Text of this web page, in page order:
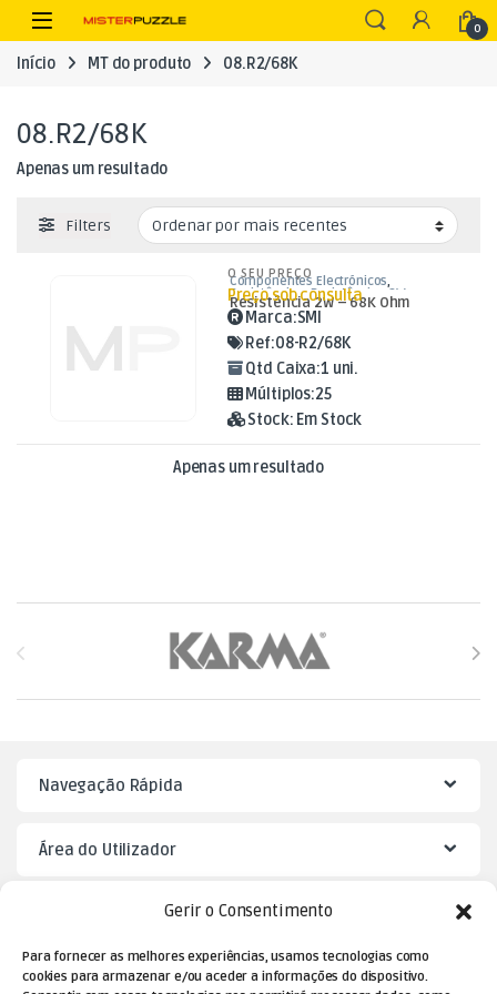
Gerir o Consentimento
Para fornecer as melhores experiências, usamos tecnologias como
cookies para armazenar e/ou aceder a informações do dispositivo.
Skip to navigation
Skip to content
Open 0
Início MT do produto 08.R2/68K
08.R2/68K
Apenas um resultado
Filters
Componentes Electrónicos,
Resistências,Resistências 2W
Resistência 2W – 68K Ohm
O SEU PREÇO
Preço sob consulta
Marca:SMI
Ref:08-R2/68K
Qtd Caixa:1 uni.
Múltiplos:25
Stock: Em Stock
Apenas um resultado
Navegação Rápida
Área do Utilizador